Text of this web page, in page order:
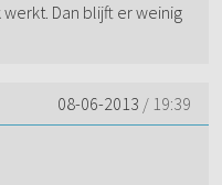
Dan blijft er weinig
08-06-2013 / 19:39